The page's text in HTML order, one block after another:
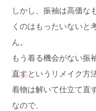
しかし、振袖は高価な
くのはもったいないと
ん。
もう着る機会がない振
直すというリメイク方
着物は解いて仕立て直
なので、